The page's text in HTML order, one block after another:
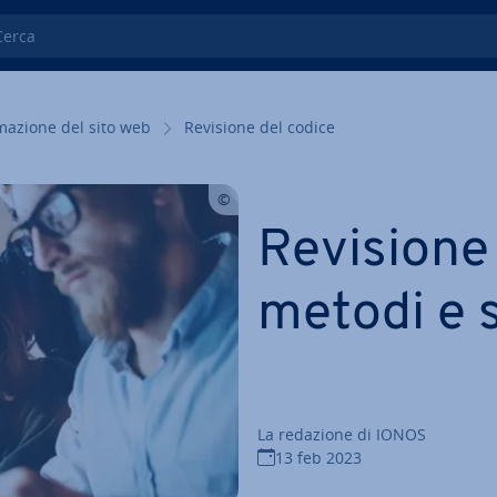
del sito web Revisione del codice
metodi e
La redazione di IONOS
13 feb 2023